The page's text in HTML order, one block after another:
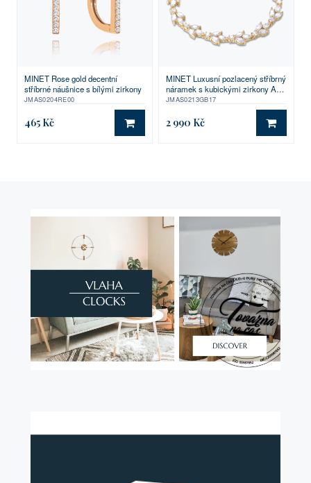
MINET Rose gold decentní
stříbrné náušnice s bílými zirkony
JMAS0204RE00
465 Kč DO KOŠÍKU
MINET Luxusní pozlacený stříbrný
náramek s kubickými zirkony Ag
925/1000 10,95g
JMAS0213GB17
2 990 Kč DO